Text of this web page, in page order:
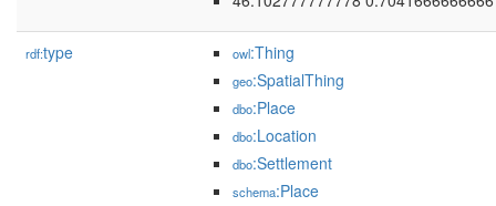
rdf:type owl:Thing
geo:SpatialThing
dbo:Place
dbo:Location
dbo:Settlement
schema:Place